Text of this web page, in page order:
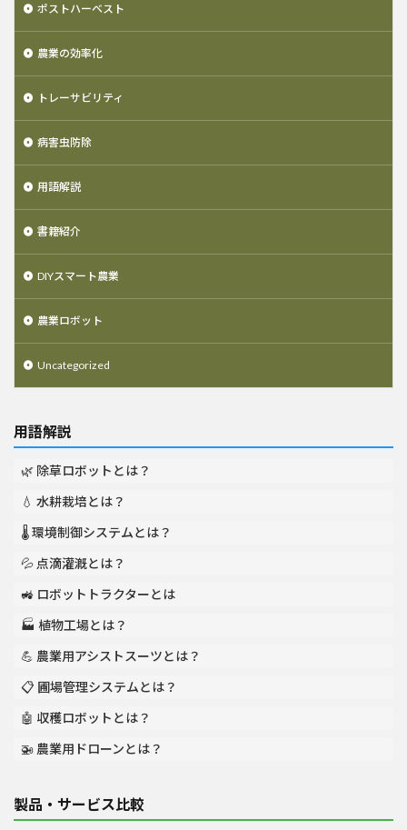
ポストハーベスト
農業の効率化
トレーサビリティ
病害虫防除
用語解説
書籍紹介
DIYスマート農業
農業ロボット
Uncategorized
用語解説
🌿 除草ロボットとは？
💧 水耕栽培とは？
🌡️ 環境制御システムとは？
💦 点滴灌漑とは？
🚜 ロボットトラクターとは
🏭 植物工場とは？
💪 農業用アシストスーツとは？
📋 圃場管理システムとは？
🤖 収穫ロボットとは？
🚁 農業用ドローンとは？
製品・サービス比較